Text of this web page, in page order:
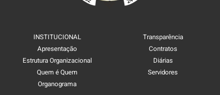
INSTITUCIONAL
Apresentação
Estrutura Organizacional
Quem é Quem
Organograma
Transparência
Contratos
Diárias
Servidores